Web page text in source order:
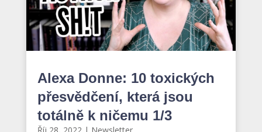
Alexa Donne: 10 toxických
přesvědčení, která jsou
totálně k ničemu 1/3
Říj 28, 2022 | Newsletter